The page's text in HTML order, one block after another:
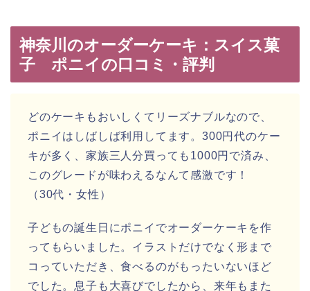
神奈川のオーダーケーキ：スイス菓
子 ポニイの口コミ・評判
どのケーキもおいしくてリーズナブルなので、
ポニイはしばしば利用してます。300円代のケー
キが多く、家族三人分買っても1000円で済み、
このグレードが味わえるなんて感激です！
（30代・女性）
子どもの誕生日にポニイでオーダーケーキを作
ってもらいました。イラストだけでなく形まで
コっていただき、食べるのがもったいないほど
でした。息子も大喜びでしたから、来年もまた